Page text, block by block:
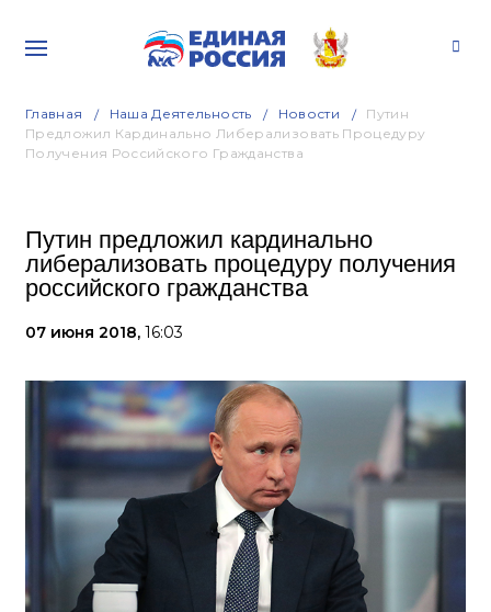
Главная Наша Деятельность Новости
Путин
Предложил Кардинально Либерализовать Процедуру
Получения Российского Гражданства
Путин предложил кардинально
либерализовать процедуру получения
российского гражданства
07 июня 2018, 16:03